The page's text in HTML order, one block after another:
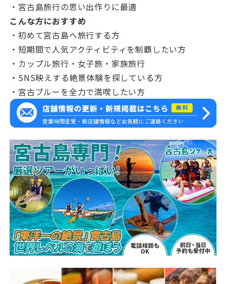
・宮古島旅行の思い出作りに最適
こんな方におすすめ
・初めて宮古島へ旅行する方
・短期間で人気アクティビティを制覇したい方
・カップル旅行・女子旅・家族旅行
・SNS映えする絶景体験を探している方
・宮古ブルーを全力で満喫したい方